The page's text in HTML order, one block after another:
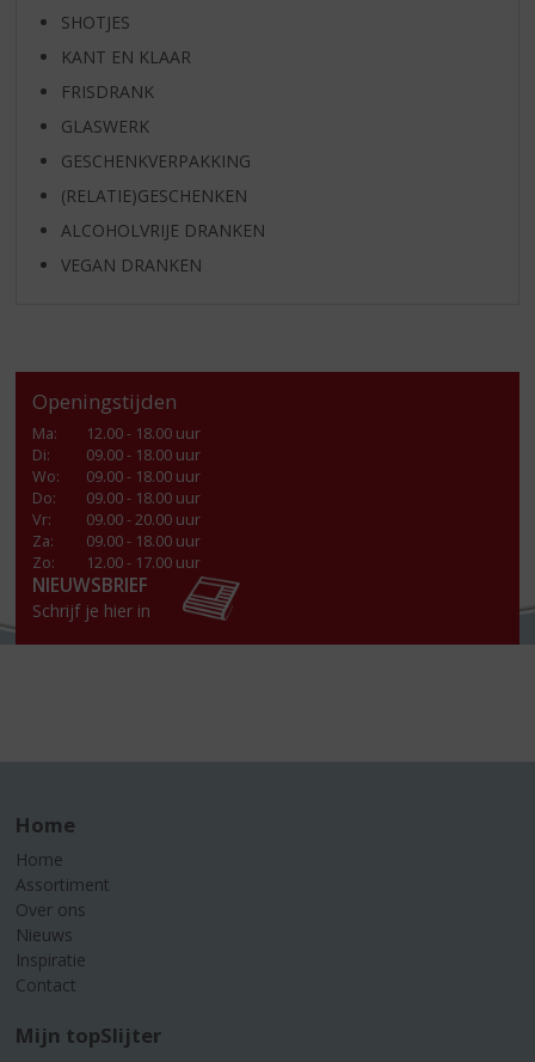
SHOTJES
KANT EN KLAAR
FRISDRANK
GLASWERK
GESCHENKVERPAKKING
(RELATIE)GESCHENKEN
ALCOHOLVRIJE DRANKEN
VEGAN DRANKEN
Openingstijden
Ma:
12.00 - 18.00 uur
Di:
09.00 - 18.00 uur
Wo:
09.00 - 18.00 uur
Do:
09.00 - 18.00 uur
Vr:
09.00 - 20.00 uur
Za:
09.00 - 18.00 uur
Zo:
12.00 - 17.00 uur
NIEUWSBRIEF
Schrijf je hier in
Home
Home
Assortiment
Over ons
Nieuws
Inspiratie
Contact
Mijn topSlijter